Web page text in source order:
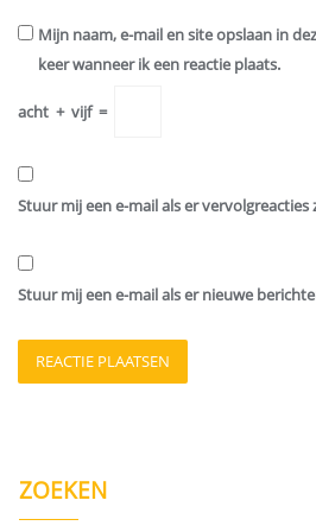
Mijn naam, e-mail en site opslaan in
keer wanneer ik een reactie plaats.
acht + vijf =
Stuur mij een e-mail als er vervolgreacties
Stuur mij een e-mail als er nieuwe
ZOEKEN